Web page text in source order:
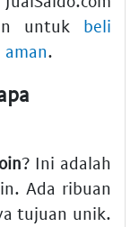
untuk beli
.
? Ini adalah
Ada ribuan
tujuan unik.